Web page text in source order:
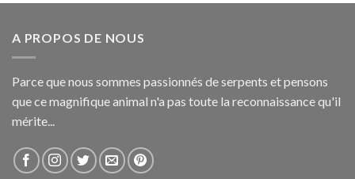
A PROPOS DE NOUS
Parce que nous sommes passionnés de serpents et pensons
que ce magnifique animal n'a pas toute la reconnaissance qu'il
mérite...